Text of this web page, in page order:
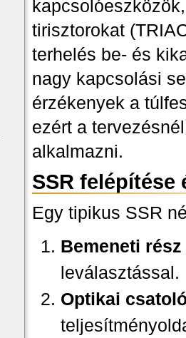
tirisztorokat
terhelés be- és
nagy kapcsolási
érzékenyek a
ezért a
alkalmazni.
SSR felépítése
Egy tipikus SSR
Bemeneti rész
leválasztással.
Optikai